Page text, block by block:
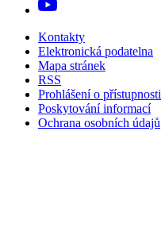
Kontakty
Elektronická podatelna
Mapa stránek
RSS
Prohlášení o přístupnosti
Poskytování informací
Ochrana osobních údajů